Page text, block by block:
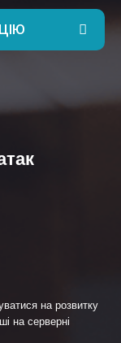
на розвитку
на серверні